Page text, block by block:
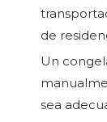
de
Un
sea